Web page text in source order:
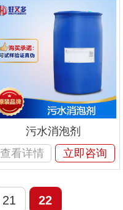
污水消泡剂
查看详情
立即咨询
21 22